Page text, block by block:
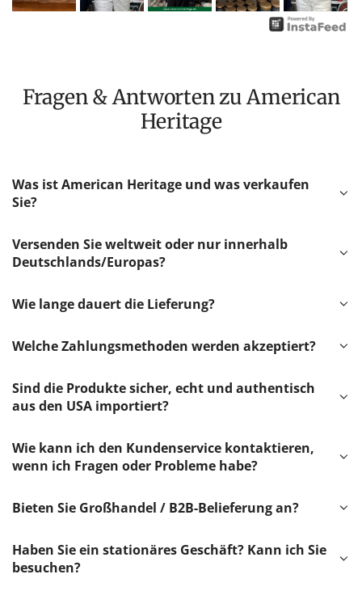
Fragen & Antworten zu American
Heritage
Was ist American Heritage und was verkaufen
Sie?
Versenden Sie weltweit oder nur innerhalb
Deutschlands/Europas?
Wie lange dauert die Lieferung?
Welche Zahlungsmethoden werden akzeptiert?
Sind die Produkte sicher, echt und authentisch
aus den USA importiert?
Wie kann ich den Kundenservice kontaktieren,
wenn ich Fragen oder Probleme habe?
Bieten Sie Großhandel / B2B-Belieferung an?
Haben Sie ein stationäres Geschäft? Kann ich Sie
besuchen?